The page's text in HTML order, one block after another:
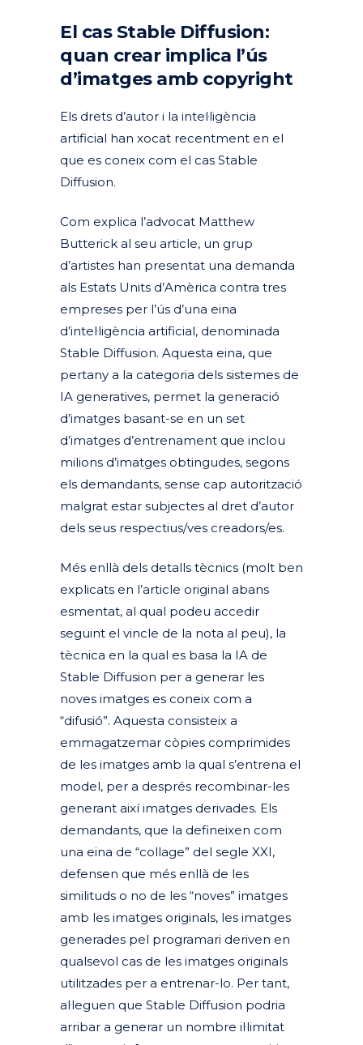
El cas Stable Diffusion:
quan crear implica l’ús
d’imatges amb copyright
Els drets d’autor i la intel·ligència
artificial han xocat recentment en el
que es coneix com el cas Stable
Diffusion.
Com explica l’advocat Matthew
Butterick al seu article, un grup
d’artistes han presentat una demanda
als Estats Units d’Amèrica contra tres
empreses per l’ús d’una eina
d’intel·ligència artificial, denominada
Stable Diffusion. Aquesta eina, que
pertany a la categoria dels sistemes de
IA generatives, permet la generació
d’imatges basant-se en un set
d’imatges d’entrenament que inclou
milions d’imatges obtingudes, segons
els demandants, sense cap autorització
malgrat estar subjectes al dret d’autor
dels seus respectius/ves creadors/es.
Més enllà dels detalls tècnics (molt ben
explicats en l’article original abans
esmentat, al qual podeu accedir
seguint el vincle de la nota al peu), la
tècnica en la qual es basa la IA de
Stable Diffusion per a generar les
noves imatges es coneix com a
“difusió”. Aquesta consisteix a
emmagatzemar còpies comprimides
de les imatges amb la qual s’entrena el
model, per a després recombinar-les
generant així imatges derivades. Els
demandants, que la defineixen com
una eina de “collage” del segle XXI,
defensen que més enllà de les
similituds o no de les “noves” imatges
amb les imatges originals, les imatges
generades pel programari deriven en
qualsevol cas de les imatges originals
utilitzades per a entrenar-lo. Per tant,
al·leguen que Stable Diffusion podria
arribar a generar un nombre il·limitat